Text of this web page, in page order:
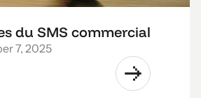
du SMS commercial
7, 2025